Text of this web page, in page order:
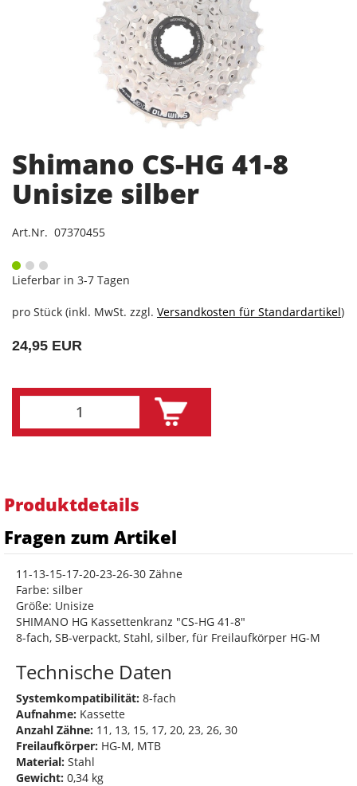
Shimano CS-HG 41-8
Unisize silber
Art.Nr. 07370455
Lieferbar in 3-7 Tagen
pro Stück (inkl. MwSt. zzgl. Versandkosten für Standardartikel)
24,95 EUR
Produktdetails
Fragen zum Artikel
11-13-15-17-20-23-26-30 Zähne
Farbe: silber
Größe: Unisize
SHIMANO HG Kassettenkranz "CS-HG 41-8"
8-fach, SB-verpackt, Stahl, silber, für Freilaufkörper HG-M
Technische Daten
Systemkompatibilität: 8-fach
Aufnahme: Kassette
Anzahl Zähne: 11, 13, 15, 17, 20, 23, 26, 30
Freilaufkörper: HG-M, MTB
Material: Stahl
Gewicht: 0,34 kg